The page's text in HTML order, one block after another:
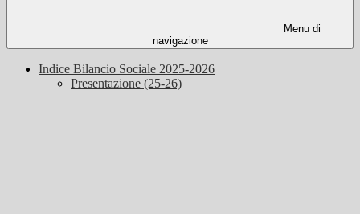
Menu di
navigazione
Indice Bilancio Sociale 2025-2026
Presentazione (25-26)